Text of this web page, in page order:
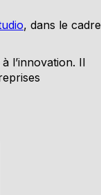
, dans le cadre
l’innovation. Il